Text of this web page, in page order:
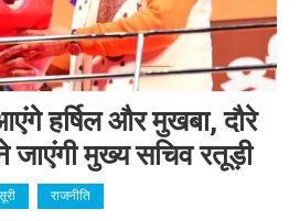
हर्षिल और मुखबा, दौरे
जाएंगी मुख्य सचिव रतूड़ी
राजनीति